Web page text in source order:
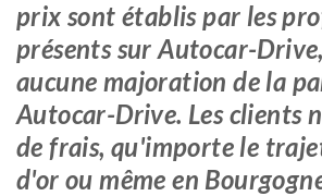
prix sont établis par les
présents sur Autocar-
aucune majoration de la
Autocar-Drive. Les clients
de frais, qu'importe le
d'or ou même en